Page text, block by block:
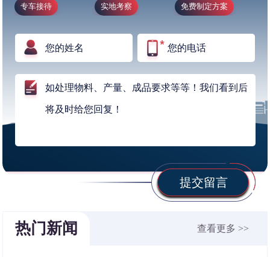
专车接待 实地考察 免费制定方案
提交留言
热门新闻 查看更多 >>